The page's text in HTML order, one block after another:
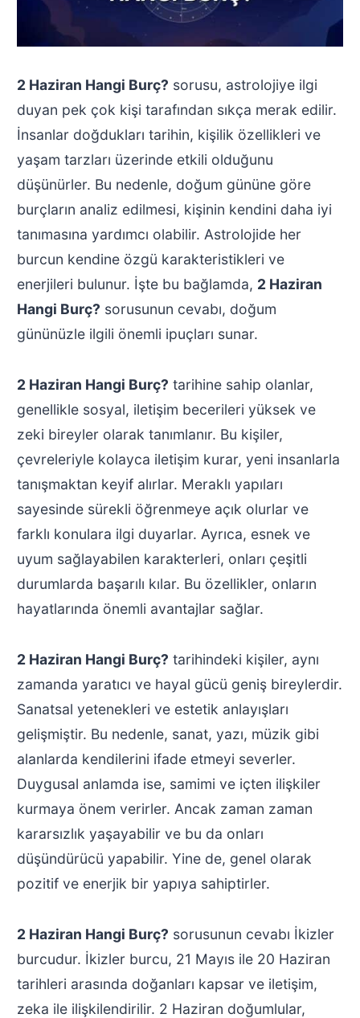
2 Haziran Hangi Burç? sorusu, astrolojiye ilgi
duyan pek çok kişi tarafından sıkça merak edilir.
İnsanlar doğdukları tarihin, kişilik özellikleri ve
yaşam tarzları üzerinde etkili olduğunu
düşünürler. Bu nedenle, doğum gününe göre
burçların analiz edilmesi, kişinin kendini daha iyi
tanımasına yardımcı olabilir. Astrolojide her
burcun kendine özgü karakteristikleri ve
enerjileri bulunur. İşte bu bağlamda, 2 Haziran
Hangi Burç? sorusunun cevabı, doğum
gününüzle ilgili önemli ipuçları sunar.
2 Haziran Hangi Burç? tarihine sahip olanlar,
genellikle sosyal, iletişim becerileri yüksek ve
zeki bireyler olarak tanımlanır. Bu kişiler,
çevreleriyle kolayca iletişim kurar, yeni insanlarla
tanışmaktan keyif alırlar. Meraklı yapıları
sayesinde sürekli öğrenmeye açık olurlar ve
farklı konulara ilgi duyarlar. Ayrıca, esnek ve
uyum sağlayabilen karakterleri, onları çeşitli
durumlarda başarılı kılar. Bu özellikler, onların
hayatlarında önemli avantajlar sağlar.
2 Haziran Hangi Burç? tarihindeki kişiler, aynı
zamanda yaratıcı ve hayal gücü geniş bireylerdir.
Sanatsal yetenekleri ve estetik anlayışları
gelişmiştir. Bu nedenle, sanat, yazı, müzik gibi
alanlarda kendilerini ifade etmeyi severler.
Duygusal anlamda ise, samimi ve içten ilişkiler
kurmaya önem verirler. Ancak zaman zaman
kararsızlık yaşayabilir ve bu da onları
düşündürücü yapabilir. Yine de, genel olarak
pozitif ve enerjik bir yapıya sahiptirler.
2 Haziran Hangi Burç? sorusunun cevabı İkizler
burcudur. İkizler burcu, 21 Mayıs ile 20 Haziran
tarihleri arasında doğanları kapsar ve iletişim,
zeka ile ilişkilendirilir. 2 Haziran doğumlular,